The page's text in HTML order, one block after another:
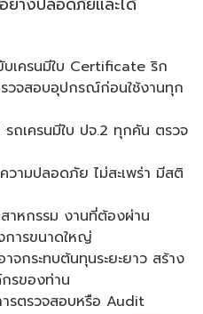
เครนมีใบ Certificate ริก
วจสอบอุปกรณ์ก่อนใช้งานทุก
ถเครนมีใบ ปจ.2 ทุกคัน ตรวจ
ามปลอดภัย ไม่สะเพร่า มีสติ
าหกรรม งานที่ต้องผ่าน
การขนาดใหญ่
จกระทบต้นทุนระยะยาว สร้าง
รของท่าน
รตรวจสอบหรือ Audit